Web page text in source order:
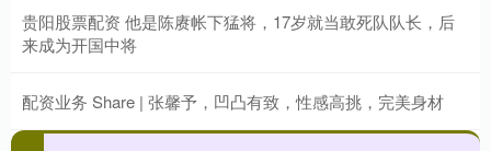
贵阳股票配资 他是陈赓帐下猛将，17岁就当敢死队队长，后
来成为开国中将
配资业务 Share | 张馨予，凹凸有致，性感高挑，完美身材